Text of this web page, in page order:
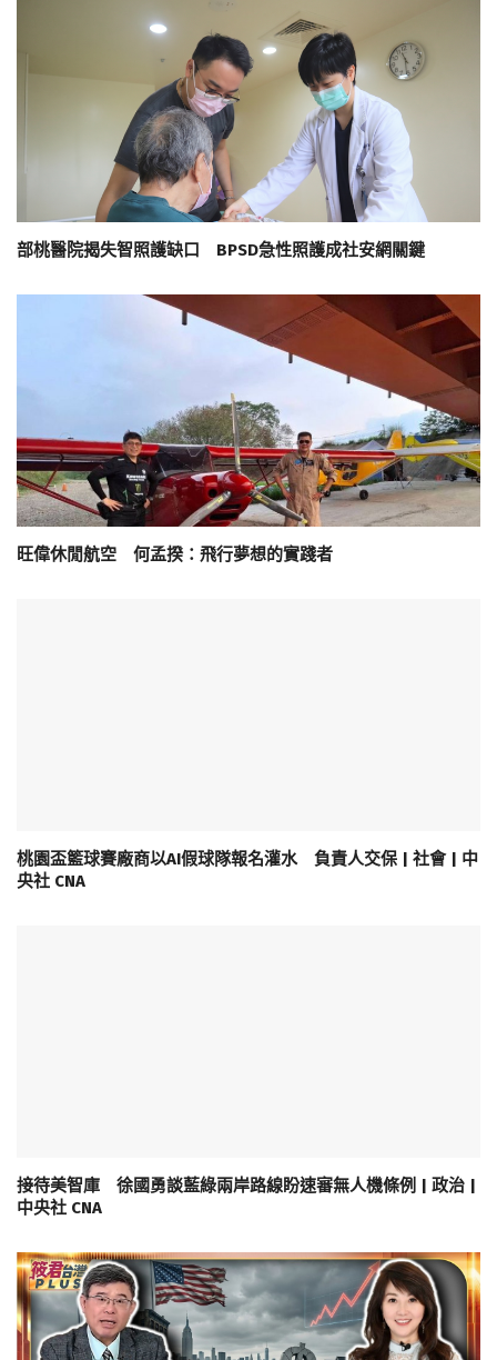
部桃醫院揭失智照護缺口 BPSD急性照護成社安網關鍵
旺偉休閒航空 何孟揆：飛行夢想的實踐者
桃園盃籃球賽廠商以AI假球隊報名灌水 負責人交保 | 社會 | 中
央社 CNA
接待美智庫 徐國勇談藍綠兩岸路線盼速審無人機條例 | 政治 |
中央社 CNA